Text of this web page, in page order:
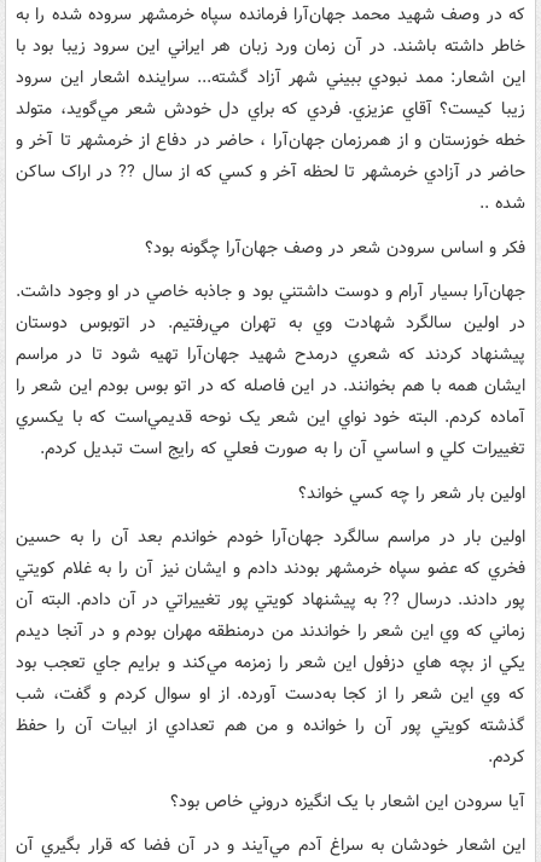
که در وصف شهيد محمد جهان‌آرا فرمانده سپاه خرمشهر سروده شده را به
خاطر داشته باشند. در آن زمان ورد زبان هر ايراني اين سرود زيبا بود با
اين اشعار: ممد نبودي ببيني شهر آزاد گشته... سراينده اشعار اين سرود
زيبا کيست؟ آقاي عزيزي. فردي که براي دل خودش شعر مي‌گويد، متولد
خطه خوزستان و از همرزمان جهان‌آرا ، حاضر در دفاع از خرمشهر تا آخر و
حاضر در آزادي خرمشهر تا لحظه آخر و کسي که از سال ?? در اراک ساکن
شده ..
فکر و اساس سرودن شعر در وصف جهان‌آرا چگونه بود؟
جهان‌آرا بسيار آرام و دوست داشتني بود و جاذبه خاصي در او وجود داشت.
در اولين سالگرد شهادت وي به تهران مي‌رفتيم. در اتوبوس دوستان
پيشنهاد کردند که شعري درمدح شهيد جهان‌آرا تهيه شود تا در مراسم
ايشان همه با هم بخوانند. در اين فاصله که در اتو بوس بودم اين شعر را
آماده کردم. البته خود نواي اين شعر يک نوحه قديمي‌است که با يکسري
تغييرات کلي و اساسي آن را به صورت فعلي که رايج است تبديل کردم.
اولين بار شعر را چه کسي خواند؟
اولين بار در مراسم سالگرد جهان‌آرا خودم خواندم بعد آن را به حسين
فخري که عضو سپاه خرمشهر بودند دادم و ايشان نيز آن را به غلام کويتي
پور دادند. درسال ?? به پيشنهاد کويتي پور تغييراتي در آن دادم. البته آن
زماني که وي اين شعر را خواندند من درمنطقه مهران بودم و در آنجا ديدم
يکي از بچه هاي دزفول اين شعر را زمزمه مي‌کند و برايم جاي تعجب بود
که وي اين شعر را از کجا به‌دست آورده. از او سوال کردم و گفت، شب
گذشته کويتي پور آن را خوانده و من هم تعدادي از ابيات آن را حفظ
کردم.
آيا سرودن اين اشعار با يک انگيزه دروني خاص بود؟
اين اشعار خودشان به سراغ آدم مي‌آيند و در آن فضا که قرار بگيري آن